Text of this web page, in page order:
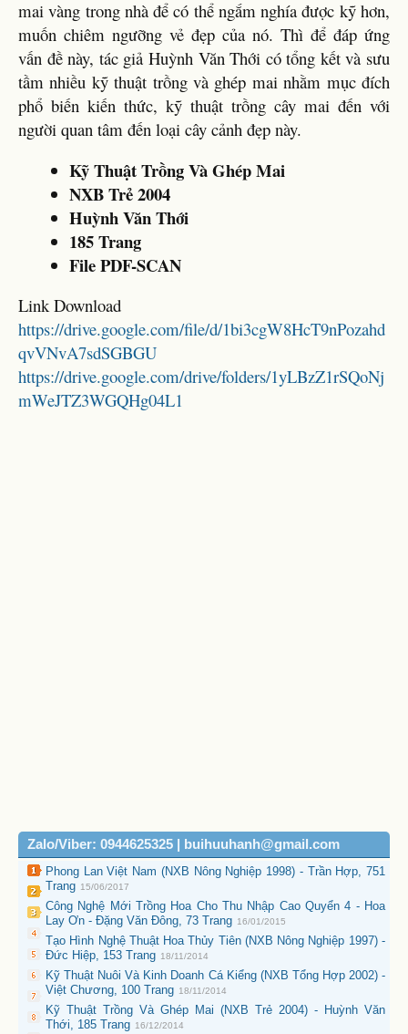
mai vàng trong nhà để có thể ngắm nghía được kỹ hơn,
muốn chiêm ngưỡng vẻ đẹp của nó. Thì để đáp ứng
vấn đề này, tác giả Huỳnh Văn Thới có tổng kết và sưu
tầm nhiều kỹ thuật trồng và ghép mai nhằm mục đích
phổ biến kiến thức, kỹ thuật trồng cây mai đến với
người quan tâm đến loại cây cảnh đẹp này.
Kỹ Thuật Trồng Và Ghép Mai
NXB Trẻ 2004
Huỳnh Văn Thới
185 Trang
File PDF-SCAN
Link Download
https://drive.google.com/file/d/1bi3cgW8HcT9nPozahd
qvVNvA7sdSGBGU
https://drive.google.com/drive/folders/1yLBzZ1rSQoNj
mWeJTZ3WGQHg04L1
Zalo/Viber: 0944625325 | buihuuhanh@gmail.com
Phong Lan Việt Nam (NXB Nông Nghiệp 1998) - Trần Hợp, 751
Trang 15/06/2017
Công Nghệ Mới Trồng Hoa Cho Thu Nhập Cao Quyển 4 - Hoa
Lay Ơn - Đặng Văn Đông, 73 Trang 16/01/2015
Tạo Hình Nghệ Thuật Hoa Thủy Tiên (NXB Nông Nghiệp 1997) -
Đức Hiệp, 153 Trang 18/11/2014
Kỹ Thuật Nuôi Và Kinh Doanh Cá Kiểng (NXB Tổng Hợp 2002) -
Việt Chương, 100 Trang 18/11/2014
Kỹ Thuật Trồng Và Ghép Mai (NXB Trẻ 2004) - Huỳnh Văn
Thới, 185 Trang 16/12/2014